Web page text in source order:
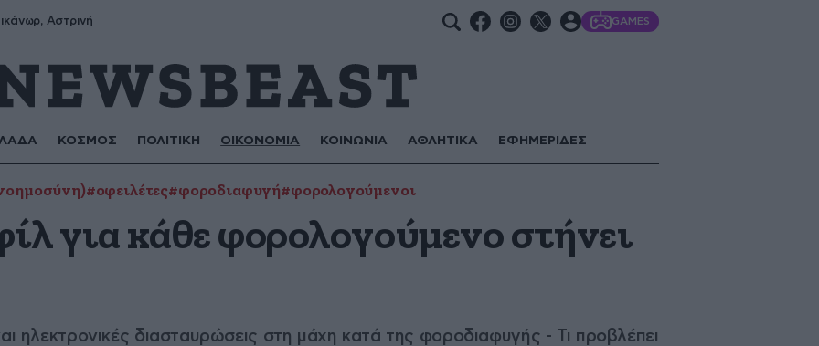
Αστρινή GAMES
ΚΟΣΜΟΣ ΠΟΛΙΤΙΚΗ ΟΙΚΟΝΟΜΙΑ ΚΟΙΝΩΝΙΑ ΑΘΛΗΤΙΚΑ ΕΦΗΜΕΡΙΔΕΣ
#οφειλέτες#φοροδιαφυγή#φορολογούμενοι
για κάθε φορολογούμενο στήνει
ηλεκτρονικές διασταυρώσεις στη μάχη κατά της φοροδιαφυγής - Τι προβλέπει